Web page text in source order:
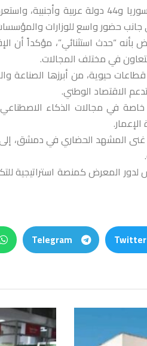
شهد المعرض مشاركة أكثر من 800 شركة من
جانب حضور واسع للوزارات
“حدث استثنائي”، مؤكداً أن
في مختلف المجالات.
حيوية، من أبرزها الصناعة
الاقتصاد الوطني.
خاصة في مجالات الذكاء
المشهد الحضاري في دمشق، إلى
لدور المعرض كمنصة استراتيجية
Twitter
Telegram